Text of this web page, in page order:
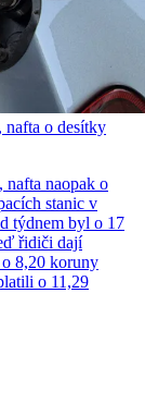
nafta o desítky
nafta naopak o
stanic v
týdnem byl o 17
řidiči dají
8,20 koruny
o 11,29